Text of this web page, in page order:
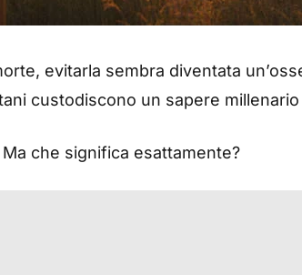
evitarla sembra diventata
custodiscono un sapere
Ma che significa esattamente?